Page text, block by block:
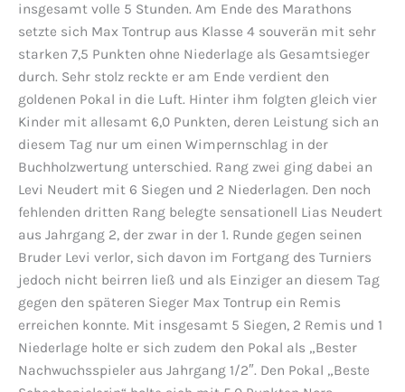
insgesamt volle 5 Stunden. Am Ende des Marathons
setzte sich Max Tontrup aus Klasse 4 souverän mit sehr
starken 7,5 Punkten ohne Niederlage als Gesamtsieger
durch. Sehr stolz reckte er am Ende verdient den
goldenen Pokal in die Luft. Hinter ihm folgten gleich vier
Kinder mit allesamt 6,0 Punkten, deren Leistung sich an
diesem Tag nur um einen Wimpernschlag in der
Buchholzwertung unterschied. Rang zwei ging dabei an
Levi Neudert mit 6 Siegen und 2 Niederlagen. Den noch
fehlenden dritten Rang belegte sensationell Lias Neudert
aus Jahrgang 2, der zwar in der 1. Runde gegen seinen
Bruder Levi verlor, sich davon im Fortgang des Turniers
jedoch nicht beirren ließ und als Einziger an diesem Tag
gegen den späteren Sieger Max Tontrup ein Remis
erreichen konnte. Mit insgesamt 5 Siegen, 2 Remis und 1
Niederlage holte er sich zudem den Pokal als „Bester
Nachwuchsspieler aus Jahrgang 1/2″. Den Pokal „Beste